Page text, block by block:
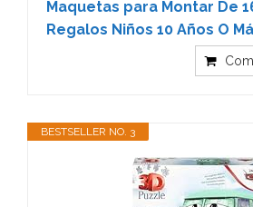
Maquetas para Montar De
Regalos Niños 10 Años O
BESTSELLER NO. 3